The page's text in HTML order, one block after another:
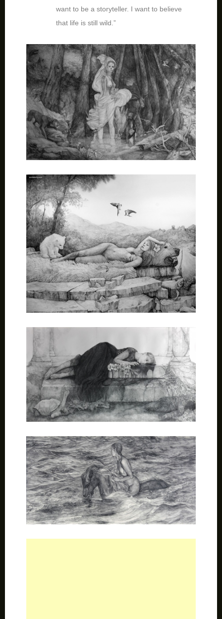
want to be a storyteller. I want to believe
that life is still wild.”